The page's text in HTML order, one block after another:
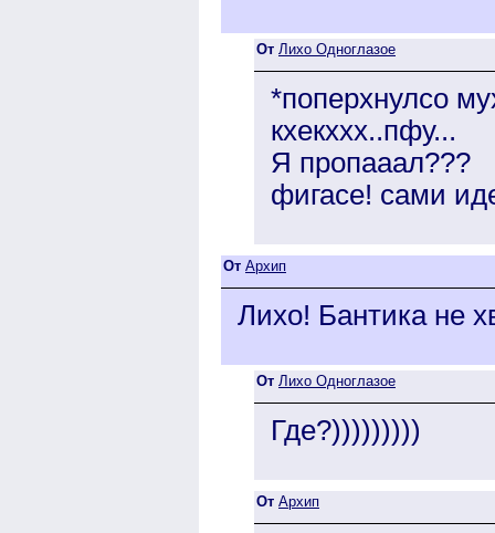
От Лихо Одноглазое
*поперхнулсо
кхекххх..пфу...
Я пропааал???
фигасе! сами
От Архип
Лихо! Бантика не
От Лихо Одноглазое
Где?)))))))))
От Архип